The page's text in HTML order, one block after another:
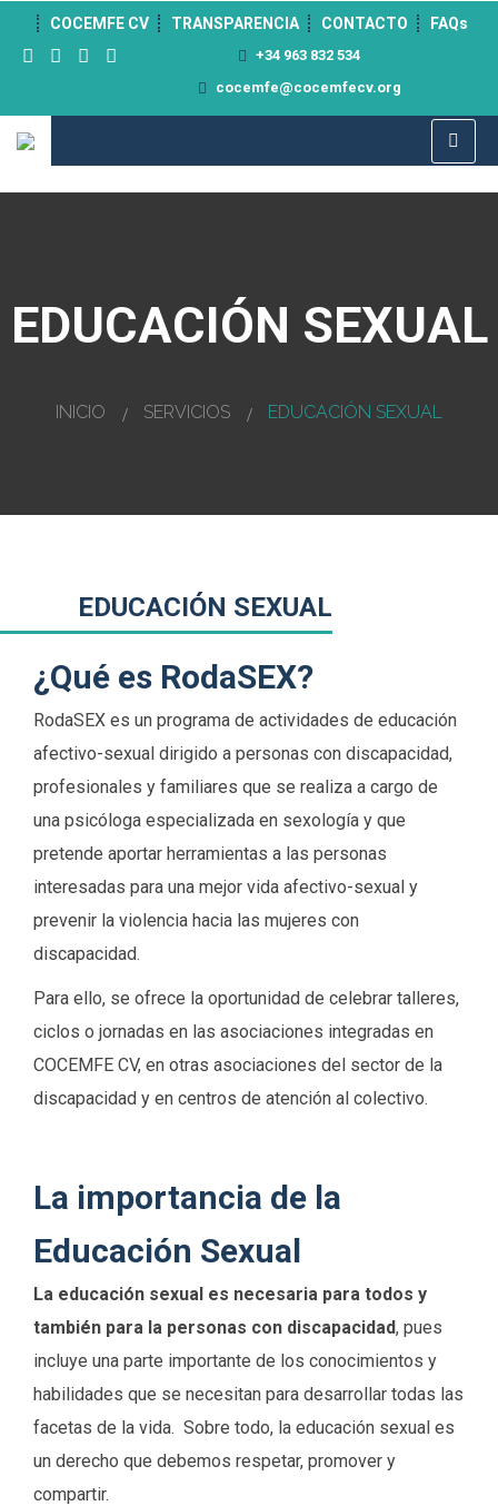
COCEMFE CV TRANSPARENCIA CONTACTO FAQs
+34 963 832 534
cocemfe@cocemfecv.org
EDUCACIÓN SEXUAL
INICIO SERVICIOS EDUCACIÓN SEXUAL
EDUCACIÓN SEXUAL
¿Qué es RodaSEX?
RodaSEX es un programa de actividades de educación
afectivo-sexual dirigido a personas con discapacidad,
profesionales y familiares que se realiza a cargo de
una psicóloga especializada en sexología y que
pretende aportar herramientas a las personas
interesadas para una mejor vida afectivo-sexual y
prevenir la violencia hacia las mujeres con
discapacidad.
Para ello, se ofrece la oportunidad de celebrar talleres,
ciclos o jornadas en las asociaciones integradas en
COCEMFE CV, en otras asociaciones del sector de la
discapacidad y en centros de atención al colectivo.
La importancia de la
Educación Sexual
La educación sexual es necesaria para todos y
también para la personas con discapacidad, pues
incluye una parte importante de los conocimientos y
habilidades que se necesitan para desarrollar todas las
facetas de la vida. Sobre todo, la educación sexual es
un derecho que debemos respetar, promover y
compartir.